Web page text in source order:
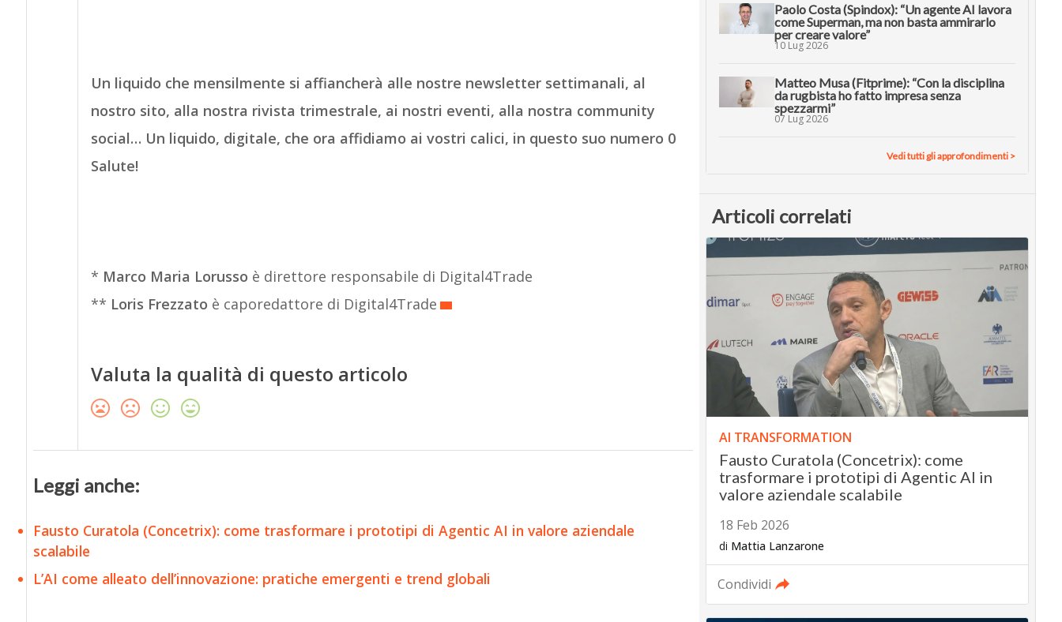
Un liquido che mensilmente si affiancherà alle nostre newsletter settimanali, al
nostro sito, alla nostra rivista trimestrale, ai nostri eventi, alla nostra community
social… Un liquido, digitale, che ora affidiamo ai vostri calici, in questo suo numero 0
Salute!
* Marco Maria Lorusso è direttore responsabile di Digital4Trade
** Loris Frezzato è caporedattore di Digital4Trade
Valuta la qualità di questo articolo
Leggi anche:
Fausto Curatola (Concetrix): come trasformare i prototipi di Agentic AI in valore aziendale
scalabile
L’AI come alleato dell’innovazione: pratiche emergenti e trend globali
Paolo Costa (Spindox): “Un agente AI lavora
come Superman, ma non basta ammirarlo
per creare valore”
10 Lug 2026
Matteo Musa (Fitprime): “Con la disciplina
da rugbista ho fatto impresa senza
spezzarmi”
07 Lug 2026
Vedi tutti gli approfondimenti >
Articoli correlati
AI TRANSFORMATION
Fausto Curatola (Concetrix): come
trasformare i prototipi di Agentic AI in
valore aziendale scalabile
18 Feb 2026
di Mattia Lanzarone
Condividi